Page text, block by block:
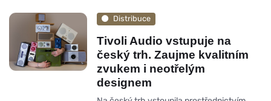
Distribuce
Tivoli Audio vstupuje na
český trh. Zaujme kvalitním
zvukem i neotřelým
designem